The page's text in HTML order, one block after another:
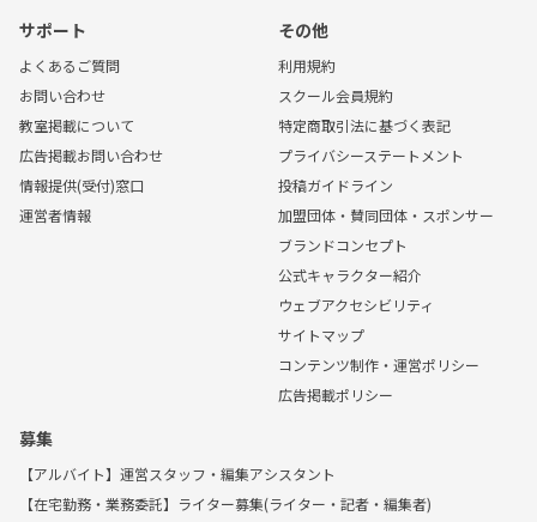
サポート
よくあるご質問
お問い合わせ
教室掲載について
広告掲載お問い合わせ
情報提供(受付)窓口
運営者情報
その他
利用規約
スクール会員規約
特定商取引法に基づく表記
プライバシーステートメント
投稿ガイドライン
加盟団体・賛同団体・スポンサー
ブランドコンセプト
公式キャラクター紹介
ウェブアクセシビリティ
サイトマップ
コンテンツ制作・運営ポリシー
広告掲載ポリシー
募集
【アルバイト】運営スタッフ・編集アシスタント
【在宅勤務・業務委託】ライター募集(ライター・記者・編集者)